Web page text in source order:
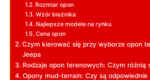
Rozmiar opon
Wzór bieżnika
Najlepsze modele ⁢na⁤ rynku
Cena opon
Czym kierować się przy wyborze opon
Jeepa
Rodzaje opon terenowych: Czym różnią
Opony mud-terrain: Czy ‍są odpowiednie